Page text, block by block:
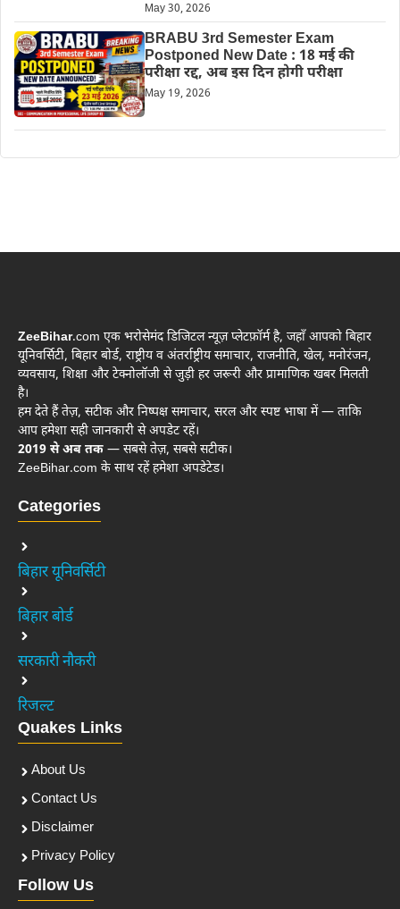
May 30, 2026
BRABU 3rd Semester Exam
Postponed New Date : 18 मई की
परीक्षा रद्द, अब इस दिन होगी परीक्षा
May 19, 2026
ZeeBihar.com एक भरोसेमंद डिजिटल न्यूज़ प्लेटफ़ॉर्म है, जहाँ आपको बिहार
यूनिवर्सिटी, बिहार बोर्ड, राष्ट्रीय व अंतर्राष्ट्रीय समाचार, राजनीति, खेल, मनोरंजन,
व्यवसाय, शिक्षा और टेक्नोलॉजी से जुड़ी हर जरूरी और प्रामाणिक खबर मिलती
है।
हम देते हैं तेज़, सटीक और निष्पक्ष समाचार, सरल और स्पष्ट भाषा में — ताकि
आप हमेशा सही जानकारी से अपडेट रहें।
2019 से अब तक — सबसे तेज़, सबसे सटीक।
ZeeBihar.com के साथ रहें हमेशा अपडेटेड।
Categories
बिहार यूनिवर्सिटी
बिहार बोर्ड
सरकारी नौकरी
रिजल्ट
Quakes Links
About Us
Contact Us
Disclaimer
Privacy Policy
Follow Us